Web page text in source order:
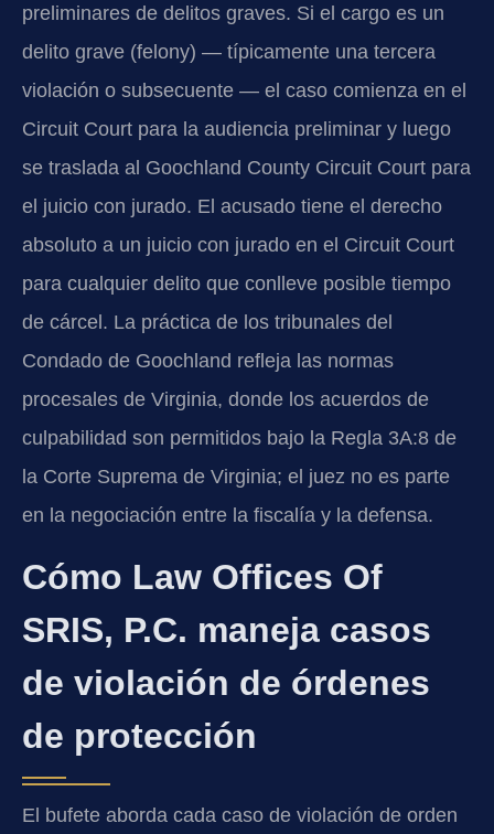
preliminares de delitos graves. Si el cargo es un
delito grave (felony) — típicamente una tercera
violación o subsecuente — el caso comienza en el
Circuit Court para la audiencia preliminar y luego
se traslada al Goochland County Circuit Court para
el juicio con jurado. El acusado tiene el derecho
absoluto a un juicio con jurado en el Circuit Court
para cualquier delito que conlleve posible tiempo
de cárcel. La práctica de los tribunales del
Condado de Goochland refleja las normas
procesales de Virginia, donde los acuerdos de
culpabilidad son permitidos bajo la Regla 3A:8 de
la Corte Suprema de Virginia; el juez no es parte
en la negociación entre la fiscalía y la defensa.
Cómo Law Offices Of
SRIS, P.C. maneja casos
de violación de órdenes
de protección
El bufete aborda cada caso de violación de orden